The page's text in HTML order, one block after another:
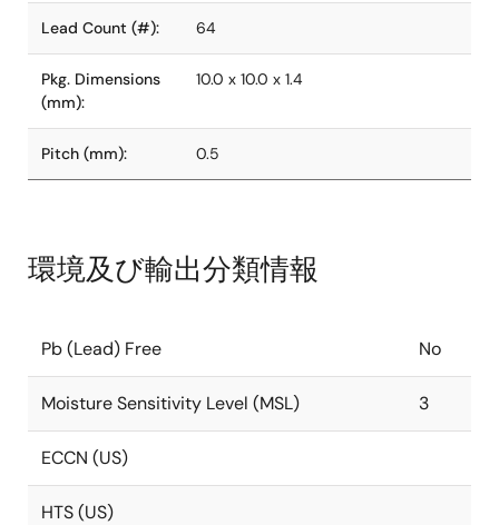
Lead Count (#): 64
Pkg. Dimensions
(mm):
10.0 x 10.0 x 1.4
Pitch (mm): 0.5
環境及び輸出分類情報
Pb (Lead) Free No
Moisture Sensitivity Level (MSL) 3
ECCN (US)
HTS (US)